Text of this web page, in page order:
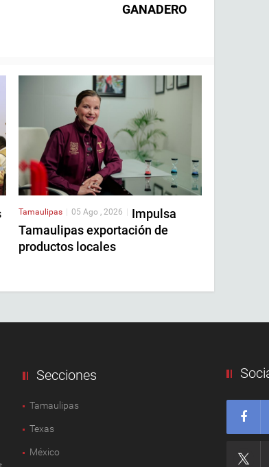
GANADERO
Tamaulipas 05 Ago , 2026
Impulsa
Tamaulipas exportación de
productos locales
Secciones
Tamaulipas
Texas
México